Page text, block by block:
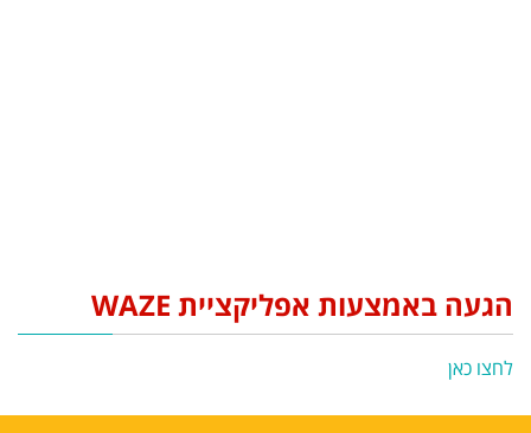
הגעה באמצעות אפליקציית WAZE
לחצו כאן